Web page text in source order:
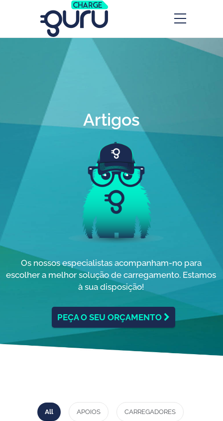
Artigos
Os nossos especialistas acompanham-no para
escolher a melhor solução de carregamento. Estamos
à sua disposição!
PEÇA O SEU ORÇAMENTO
All APOIOS CARREGADORES